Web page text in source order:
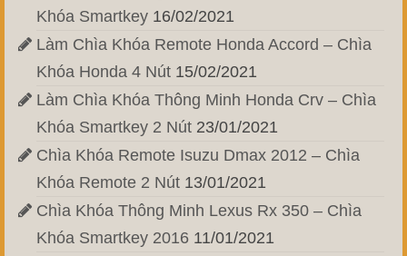
Khóa Smartkey 16/02/2021
Làm Chìa Khóa Remote Honda Accord – Chìa
Khóa Honda 4 Nút 15/02/2021
Làm Chìa Khóa Thông Minh Honda Crv – Chìa
Khóa Smartkey 2 Nút 23/01/2021
Chìa Khóa Remote Isuzu Dmax 2012 – Chìa
Khóa Remote 2 Nút 13/01/2021
Chìa Khóa Thông Minh Lexus Rx 350 – Chìa
Khóa Smartkey 2016 11/01/2021